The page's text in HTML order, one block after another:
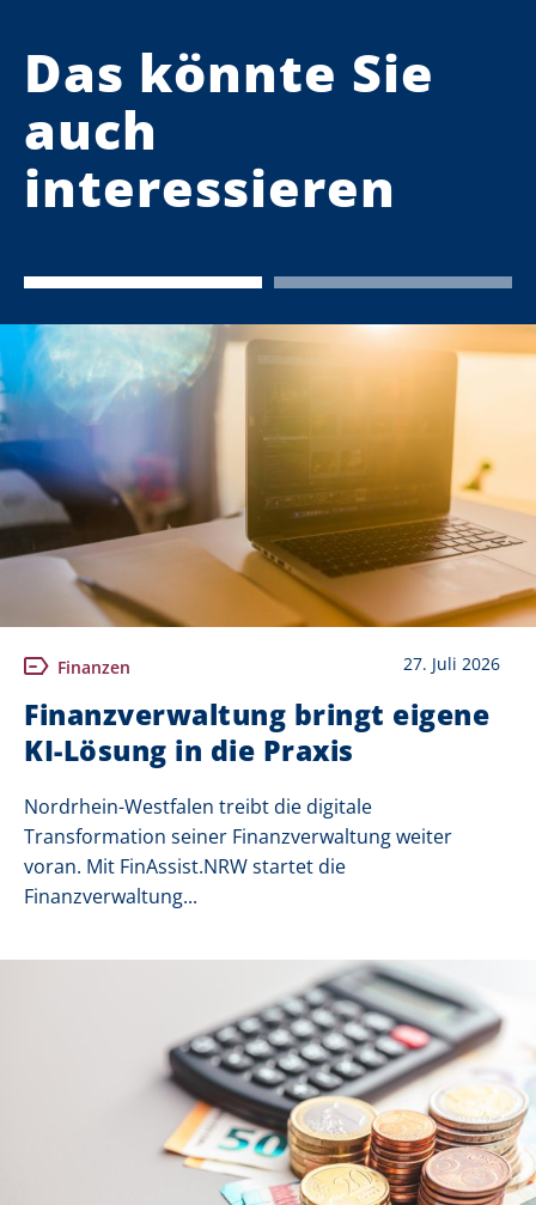
Das könnte Sie
auch
interessieren
Finanzen 27. Juli 2026
Finanzverwaltung bringt eigene
KI-Lösung in die Praxis
Nordrhein-Westfalen treibt die digitale
Transformation seiner Finanzverwaltung weiter
voran. Mit FinAssist.NRW startet die
Finanzverwaltung...